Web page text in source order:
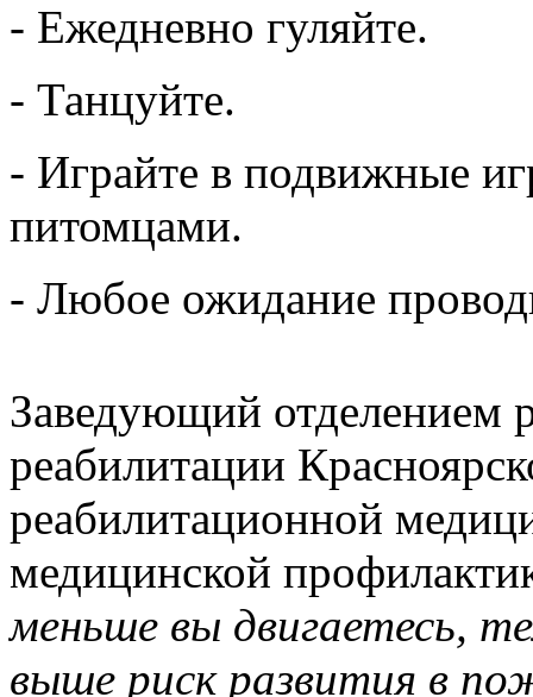
- Ежедневно гуляйте.
- Танцуйте.
- Играйте в подвижные
питомцами.
- Любое ожидание
Заведующий отделением
реабилитации
реабилитационной
медицинской
меньше вы двигаетесь,
выше риск развития в